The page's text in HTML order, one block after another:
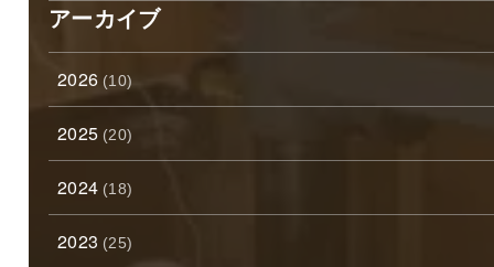
アーカイブ
2026 (10)
2025 (20)
2024 (18)
2023 (25)